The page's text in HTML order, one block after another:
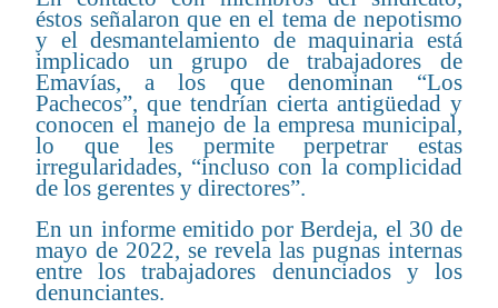
éstos señalaron que en el tema de nepotismo
y el desmantelamiento de maquinaria está
implicado un grupo de trabajadores de
Emavías, a los que denominan “Los
Pachecos”, que tendrían cierta antigüedad y
conocen el manejo de la empresa municipal,
lo que les permite perpetrar estas
irregularidades, “incluso con la complicidad
de los gerentes y directores”.
En un informe emitido por Berdeja, el 30 de
mayo de 2022, se revela las pugnas internas
entre los trabajadores denunciados y los
denunciantes.